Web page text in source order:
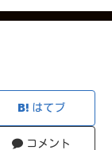
はてブ
コメント